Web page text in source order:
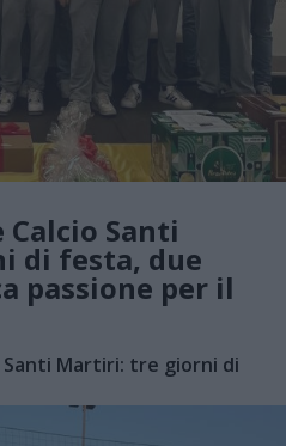
Calcio Santi
di festa, due
passione per il
Santi Martiri: tre giorni di